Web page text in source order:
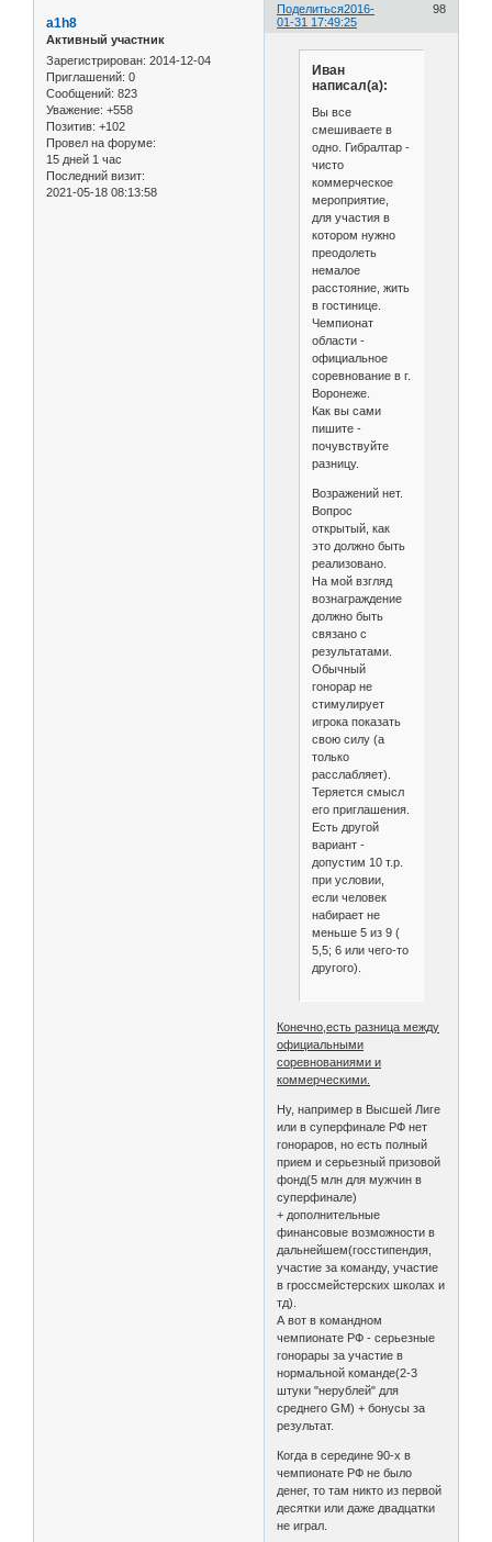
Поделиться 98
2016-
01-31 17:49:25
a1h8
Активный участник
Зарегистрирован: 2014-12-04
Приглашений: 0
Сообщений: 823
Уважение: +558
Позитив: +102
Провел на форуме:
15 дней 1 час
Последний визит:
2021-05-18 08:13:58
Иван
написал(а):
Вы все
смешиваете в
одно. Гибралтар -
чисто
коммерческое
мероприятие,
для участия в
котором нужно
преодолеть
немалое
расстояние, жить
в гостинице.
Чемпионат
области -
официальное
соревнование в г.
Воронеже.
Как вы сами
пишите -
почувствуйте
разницу.
Возражений нет.
Вопрос
открытый, как
это должно быть
реализовано.
На мой взгляд
вознаграждение
должно быть
связано с
результатами.
Обычный
гонорар не
стимулирует
игрока показать
свою силу (а
только
расслабляет).
Теряется смысл
его приглашения.
Есть другой
вариант -
допустим 10 т.р.
при условии,
если человек
набирает не
меньше 5 из 9 (
5,5; 6 или чего-то
другого).
Конечно,есть разница между
официальными
соревнованиями и
коммерческими.
Ну, например в Высшей Лиге
или в суперфинале РФ нет
гонораров, но есть полный
прием и серьезный призовой
фонд(5 млн для мужчин в
суперфинале)
+ дополнительные
финансовые возможности в
дальнейшем(госстипендия,
участие за команду, участие
в гроссмейстерских школах и
тд).
А вот в командном
чемпионате РФ - серьезные
гонорары за участие в
нормальной команде(2-3
штуки "нерублей" для
среднего GM) + бонусы за
результат.
Когда в середине 90-х в
чемпионате РФ не было
денег, то там никто из первой
десятки или даже двадцатки
не играл.